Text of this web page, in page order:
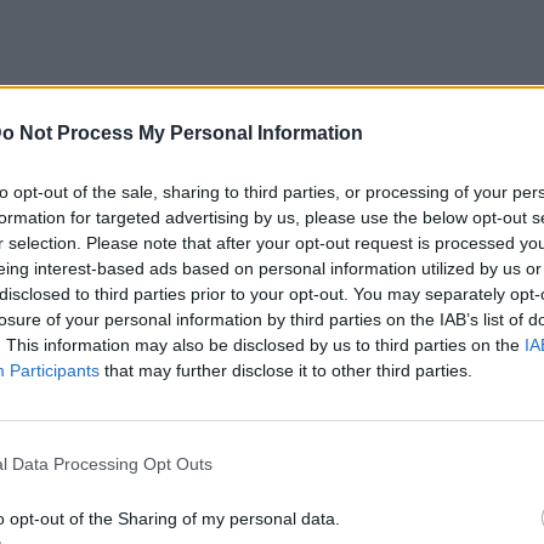
Not Process My Personal Information
opt-out of the sale, sharing to third parties, or processing of your
for targeted advertising by us, please use the below opt-out
selection. Please note that after your opt-out request is processed
interest-based ads based on personal information utilized by us
to third parties prior to your opt-out. You may separately
of your personal information by third parties on the IAB’s list of
This information may also be disclosed by us to third parties on the
Participants that may further disclose it to other third parties.
Data Processing Opt Outs
opt-out of the Sharing of my personal data.
η Μαριέττα Χρουσαλά ήταν
Πανεπιστήμιο Αθηνών και σπούδαζε
και Επικοινωνίας.Επίσης
Ολυμπιακούς Αγώνες του 2004.